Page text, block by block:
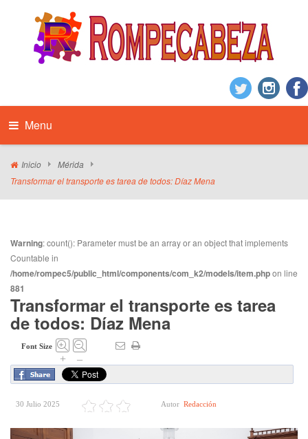
Menu
Inicio
Mérida
Transformar el transporte es tarea de todos: Díaz Mena
Warning: count(): Parameter must be an array or an object that implements
Countable in
/home/rompec5/public_html/components/com_k2/models/item.phpon line
881
Transformar el transporte es tarea
de todos: Díaz Mena
Font Size
+ –
30 Julio 2025 Autor Redacción